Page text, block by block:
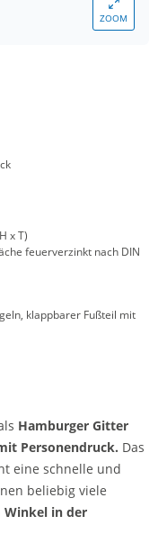
ZOOM
x T)
feuerverzinkt nach DIN
klappbarer Fußteil mit
Hamburger Gitter
Personendruck. Das
eine schnelle und
beliebig viele
Winkel in der